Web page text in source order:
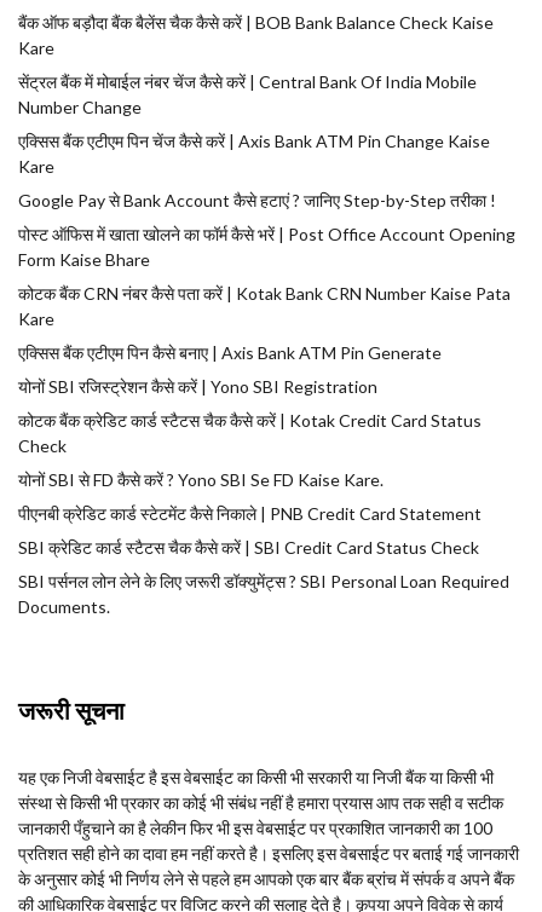
बैंक ऑफ बड़ौदा बैंक बैलेंस चैक कैसे करें | BOB Bank Balance Check Kaise
Kare
सेंट्रल बैंक में मोबाईल नंबर चेंज कैसे करें | Central Bank Of India Mobile
Number Change
एक्सिस बैंक एटीएम पिन चेंज कैसे करें | Axis Bank ATM Pin Change Kaise
Kare
Google Pay से Bank Account कैसे हटाएं ? जानिए Step-by-Step तरीका !
पोस्ट ऑफिस में खाता खोलने का फॉर्म कैसे भरें | Post Office Account Opening
Form Kaise Bhare
कोटक बैंक CRN नंबर कैसे पता करें | Kotak Bank CRN Number Kaise Pata
Kare
एक्सिस बैंक एटीएम पिन कैसे बनाए | Axis Bank ATM Pin Generate
योनों SBI रजिस्ट्रेशन कैसे करें | Yono SBI Registration
कोटक बैंक क्रेडिट कार्ड स्टैटस चैक कैसे करें | Kotak Credit Card Status
Check
योनों SBI से FD कैसे करें ? Yono SBI Se FD Kaise Kare.
पीएनबी क्रेडिट कार्ड स्टेटमेंट कैसे निकाले | PNB Credit Card Statement
SBI क्रेडिट कार्ड स्टैटस चैक कैसे करें | SBI Credit Card Status Check
SBI पर्सनल लोन लेने के लिए जरूरी डॉक्युमेंट्स ? SBI Personal Loan Required
Documents.
जरूरी सूचना
यह एक निजी वेबसाईट है इस वेबसाईट का किसी भी सरकारी या निजी बैंक या किसी भी
संस्था से किसी भी प्रकार का कोई भी संबंध नहीं है हमारा प्रयास आप तक सही व सटीक
जानकारी पँहुचाने का है लेकीन फिर भी इस वेबसाईट पर प्रकाशित जानकारी का 100
प्रतिशत सही होने का दावा हम नहीं करते है। इसलिए इस वेबसाईट पर बताई गई जानकारी
के अनुसार कोई भी निर्णय लेने से पहले हम आपको एक बार बैंक ब्रांच में संपर्क व अपने बैंक
की आधिकारिक वेबसाईट पर विजिट करने की सलाह देते है। कृपया अपने विवेक से कार्य